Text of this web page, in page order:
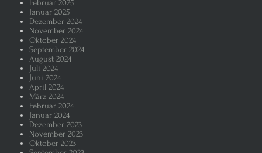
Februar 2025
Januar 2025
Dezember 2024
November 2024
Oktober 2024
September 2024
August 2024
Juli 2024
Juni 2024
April 2024
März 2024
Februar 2024
Januar 2024
Dezember 2023
November 2023
Oktober 2023